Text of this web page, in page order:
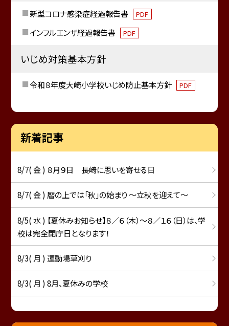
新型コロナ感染症経過報告書 PDF
インフルエンザ経過報告書 PDF
いじめ対策基本方針
令和８年度大崎小学校いじめ防止基本方針 PDF
新着記事
8/7( 金 ) ８月９日 長崎に思いを寄せる日
8/7( 金 ) 暦の上では「秋」の始まり ～立秋を迎えて～
8/5( 水 ) 【夏休みお知らせ】８／６（木）～８／１６（日）は、学
校は完全閉庁日となります！
8/3( 月 ) 運動場草刈り
8/3( 月 ) 8月、夏休みの学校